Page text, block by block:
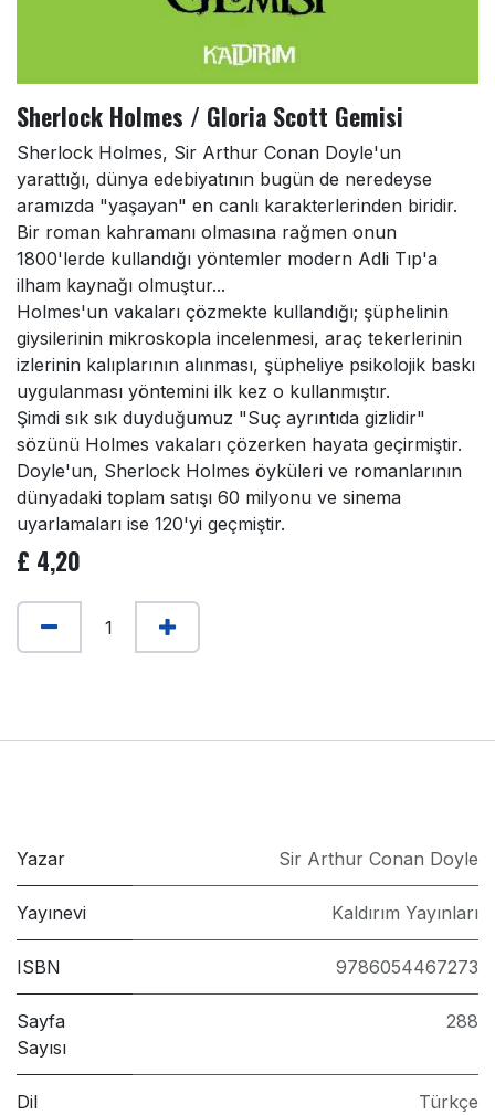
Sherlock Holmes / Gloria Scott Gemisi
Sherlock Holmes, Sir Arthur Conan Doyle'un
yarattığı, dünya edebiyatının bugün de neredeyse
aramızda "yaşayan" en canlı karakterlerinden biridir.
Bir roman kahramanı olmasına rağmen onun
1800'lerde kullandığı yöntemler modern Adli Tıp'a
ilham kaynağı olmuştur...
Holmes'un vakaları çözmekte kullandığı; şüphelinin
giysilerinin mikroskopla incelenmesi, araç tekerlerinin
izlerinin kalıplarının alınması, şüpheliye psikolojik baskı
uygulanması yöntemini ilk kez o kullanmıştır.
Şimdi sık sık duyduğumuz "Suç ayrıntıda gizlidir"
sözünü Holmes vakaları çözerken hayata geçirmiştir.
Doyle'un, Sherlock Holmes öyküleri ve romanlarının
dünyadaki toplam satışı 60 milyonu ve sinema
uyarlamaları ise 120'yi geçmiştir.
£ 4,20
Yazar Sir Arthur Conan Doyle
Yayınevi Kaldırım Yayınları
ISBN 9786054467273
Sayfa
Sayısı
288
Dil Türkçe